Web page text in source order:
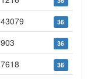
43079 36
903 36
7618 36